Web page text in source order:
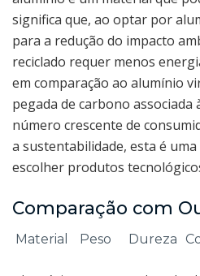
significa que, ao optar por
para a redução do impacto
reciclado requer menos
em comparação ao alumínio
pegada de carbono associada
número crescente de
a sustentabilidade, esta é
escolher produtos
Comparação com
Material Peso Dureza